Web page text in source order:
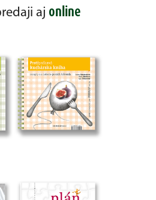
aj online